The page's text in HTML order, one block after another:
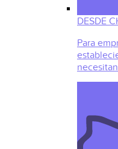
DESDE
Para